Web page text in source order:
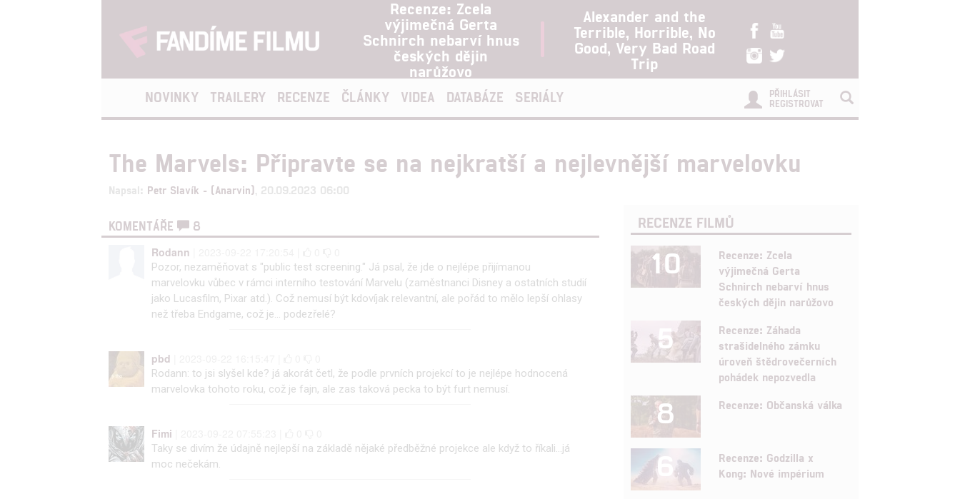
Recenze: Zcela
výjimečná Gerta
Schnirch nebarví hnus
českých dějin
narůžovo
Alexander and the
Terrible, Horrible, No
Good, Very Bad Road
Trip
NOVINKY TRAILERY RECENZE ČLÁNKY VIDEA DATABÁZE SERIÁLY
PŘIHLÁSIT
REGISTROVAT
The Marvels: Připravte se na nejkratší a nejlevnější marvelovku
Napsal: Petr Slavík - (Anarvin) , 20.09.2023 06:00
KOMENTÁŘE
8
Rodann
Pozor, nezaměňovat s "public test screening." Já psal, že jde o nejlépe přijímanou
marvelovku vůbec v rámci interního testování Marvelu (zaměstnanci Disney a ostatních studií
jako Lucasfilm, Pixar atd.). Což nemusí být kdovíjak relevantní, ale pořád to mělo lepší ohlasy
než třeba Endgame, což je... podezřelé?
pbd
Rodann: to jsi slyšel kde? já akorát četl, že podle prvních projekcí to je nejlépe hodnocená
marvelovka tohoto roku, což je fajn, ale zas taková pecka to být furt nemusí.
Fimi
Taky se divím že údajně nejlepší na základě nějaké předběžné projekce ale když to říkali...já
moc nečekám.
RECENZE FILMŮ
10
Recenze: Zcela
výjimečná Gerta
Schnirch nebarví hnus
českých dějin narůžovo
5
Recenze: Záhada
strašidelného zámku
úroveň štědrovečerních
pohádek nepozvedla
8 Recenze: Občanská válka
6
Recenze: Godzilla x
Kong: Nové impérium